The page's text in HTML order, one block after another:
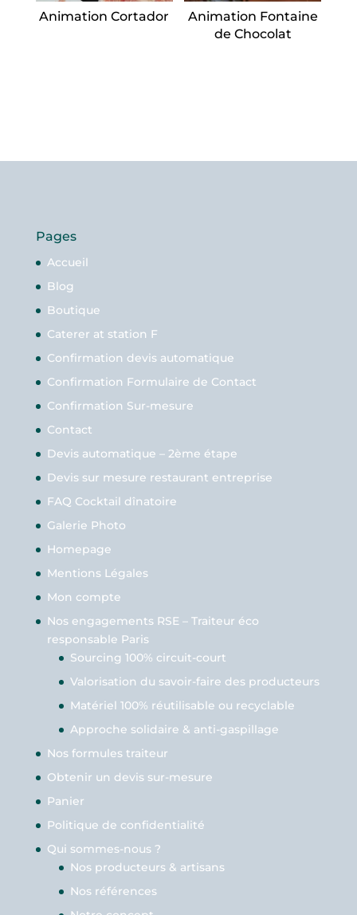
Animation Cortador
Animation Fontaine
de Chocolat
Pages
Accueil
Blog
Boutique
Caterer at station F
Confirmation devis automatique
Confirmation Formulaire de Contact
Confirmation Sur-mesure
Contact
Devis automatique – 2ème étape
Devis sur mesure restaurant entreprise
FAQ Cocktail dînatoire
Galerie Photo
Homepage
Mentions Légales
Mon compte
Nos engagements RSE – Traiteur éco
responsable Paris
Sourcing 100% circuit-court
Valorisation du savoir-faire des producteurs
Matériel 100% réutilisable ou recyclable
Approche solidaire & anti-gaspillage
Nos formules traiteur
Obtenir un devis sur-mesure
Panier
Politique de confidentialité
Qui sommes-nous ?
Nos producteurs & artisans
Nos références